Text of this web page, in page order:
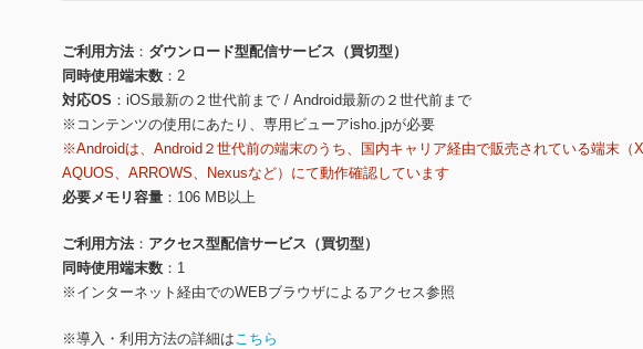
ご利用方法
ダウンロード型配信サービス（買切型）
同時使用端末数
2
対応OS
iOS最新の２世代前まで / Android最新の２世代前まで
※コンテンツの使用にあたり、専用ビューアisho.jpが必要
※Androidは、Android２世代前の端末のうち、国内キャリア経由で販売されている端末（
AQUOS、ARROWS、Nexusなど）にて動作確認しています
必要メモリ容量
106 MB以上
ご利用方法
アクセス型配信サービス（買切型）
同時使用端末数
1
※インターネット経由でのWEBブラウザによるアクセス参照
※導入・利用方法の詳細はこちら